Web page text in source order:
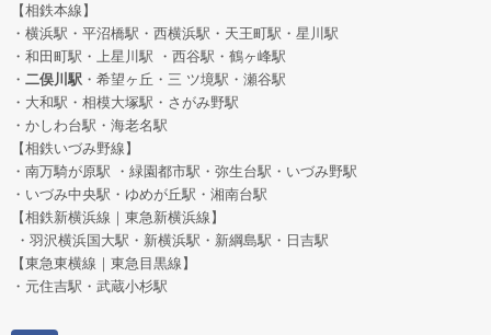
【相鉄本線】
・横浜駅・平沼橋駅・西横浜駅・天王町駅・星川駅
・和田町駅 ・上星川駅 ・西谷駅・鶴ヶ峰駅
・ 二俣川駅 ・希望ヶ丘 ・三 ツ境駅・瀬谷駅
・大和駅・相模大塚駅・さがみ野駅
・かしわ台駅・海老名駅
【相鉄いづみ野線】
・南万騎が原駅 ・緑園都市駅・弥生台駅・いづみ野駅
・いづみ中央駅・ゆめが丘駅・湘南台駅
【相鉄新横浜線｜東急新横浜線】
・羽沢横浜国大駅・新横浜駅・新綱島駅・日吉駅
【東急東横線｜東急目黒線】
・元住吉駅・武蔵小杉駅